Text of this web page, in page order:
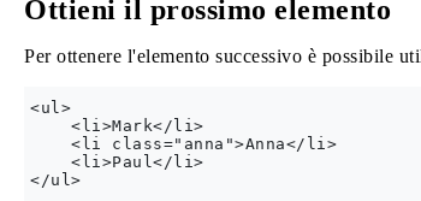
Ottieni il prossimo elemento
Per ottenere l'elemento successivo è possibile
<ul>
    <li>Mark</li>
    <li class="anna">Anna</li>
    <li>Paul</li>